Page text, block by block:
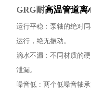
GRG耐高温管道离
运行平稳：泵轴的绝对
运行，绝无振动。
滴水不漏：不同材质的
泄漏。
噪音低：两个低噪音轴